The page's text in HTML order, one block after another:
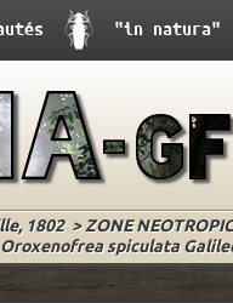
"in natura"
1802>ZONE
Oroxenofrea spiculata